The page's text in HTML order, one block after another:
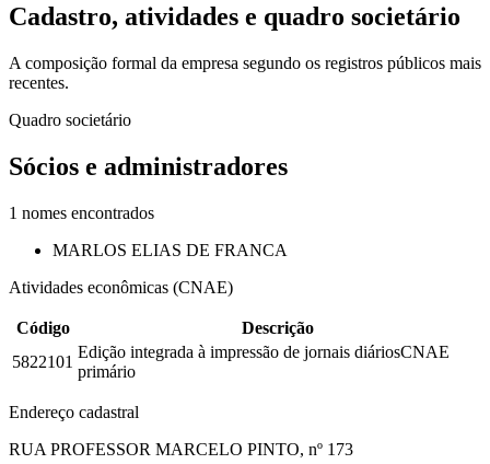
Cadastro, atividades e quadro societário
A composição formal da empresa segundo os registros públicos mais
recentes.
Quadro societário
Sócios e administradores
1 nomes encontrados
MARLOS ELIAS DE FRANCA
Atividades econômicas (CNAE)
Código
Descrição
5822101
Edição integrada à impressão de jornais diáriosCNAE
primário
Endereço cadastral
RUA PROFESSOR MARCELO PINTO, nº 173